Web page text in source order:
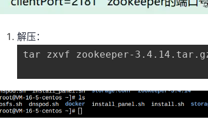
解压：
tar zxvf zookeeper-